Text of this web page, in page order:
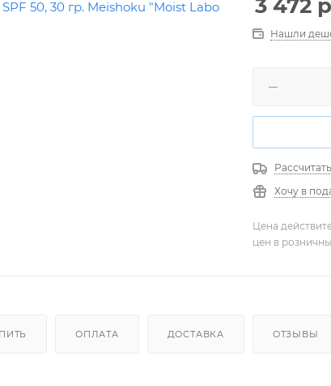
3 472
Нашли
Хочу в
Цена
цен в
ОПЛАТА ДОСТАВКА ОТЗЫВЫ